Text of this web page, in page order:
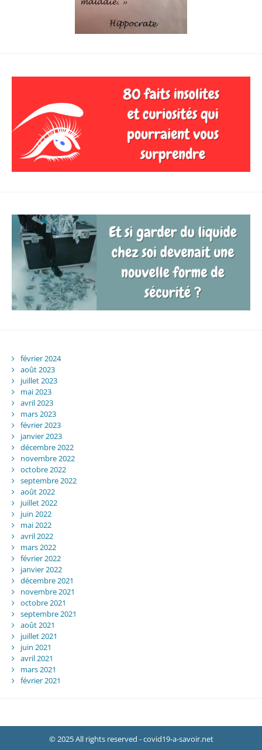
février 2024
août 2023
juillet 2023
mai 2023
avril 2023
mars 2023
février 2023
janvier 2023
décembre 2022
novembre 2022
octobre 2022
septembre 2022
août 2022
juillet 2022
juin 2022
mai 2022
avril 2022
mars 2022
février 2022
janvier 2022
décembre 2021
novembre 2021
octobre 2021
septembre 2021
août 2021
juillet 2021
juin 2021
avril 2021
mars 2021
février 2021
© 2025 All rights reserved - covid19-a-savoir.net